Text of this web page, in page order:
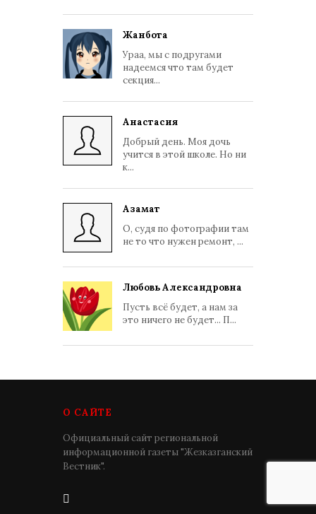
Жанбота
Ураа, мы с подругами
надеемся что там будет
секция...
Анастасия
Добрый день. Моя дочь
учится в этой школе. Но ни
к...
Азамат
О, судя по фотографии там
не то что нужен ремонт, ...
Любовь Александровна
Пусть всё будет, а нам за
это ничего не будет... П...
О САЙТЕ
Официальный сайт региональной
информационной газеты "Жезказганский
Вестник".